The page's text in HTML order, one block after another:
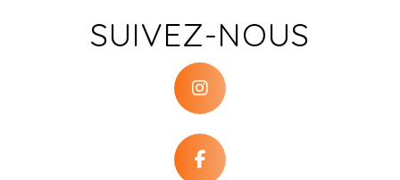
SUIVEZ-NOUS